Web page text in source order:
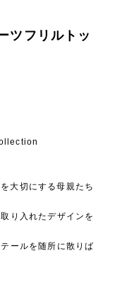
ツフリルトッ
大切にする母親たち
り入れたデザインを
ールを随所に散りば